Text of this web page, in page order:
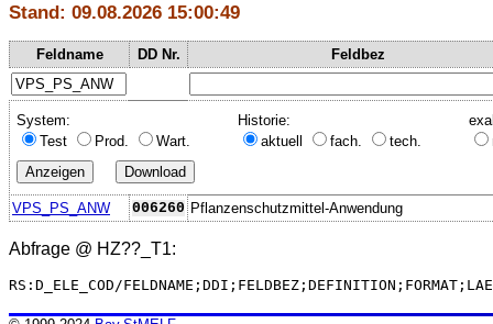
Stand: 09.08.2026 15:00:49
Feldname DD Nr. Feldbez
System:
Test
Prod. Wart.
Historie:
aktuell
fach. tech.
VPS_PS_ANW 006260 Pflanzenschutzmittel-Anwendung
Abfrage @ HZ??_T1:
RS:D_ELE_COD/